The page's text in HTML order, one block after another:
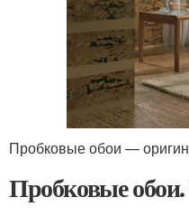
Пробковые обои —
Пробковые